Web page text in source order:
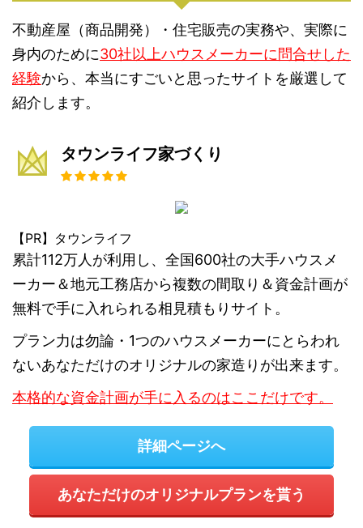
不動産屋（商品開発）・住宅販売の実務や、実際に
身内のために30社以上ハウスメーカーに問合せした
経験から、本当にすごいと思ったサイトを厳選して
紹介します。
タウンライフ家づくり
【PR】タウンライフ
累計112万人が利用し、全国600社の大手ハウスメ
ーカー＆地元工務店から複数の間取り＆資金計画が
無料で手に入れられる相見積もりサイト。
プラン力は勿論・1つのハウスメーカーにとらわれ
ないあなただけのオリジナルの家造りが出来ます。
本格的な資金計画が手に入るのはここだけです。
詳細ページへ
あなただけのオリジナルプランを貰う